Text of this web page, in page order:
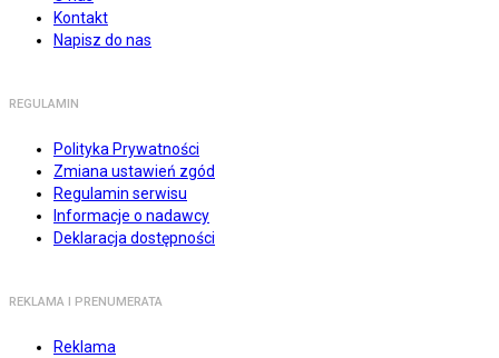
Kontakt
Napisz do nas
REGULAMIN
Polityka Prywatności
Zmiana ustawień zgód
Regulamin serwisu
Informacje o nadawcy
Deklaracja dostępności
REKLAMA I PRENUMERATA
Reklama